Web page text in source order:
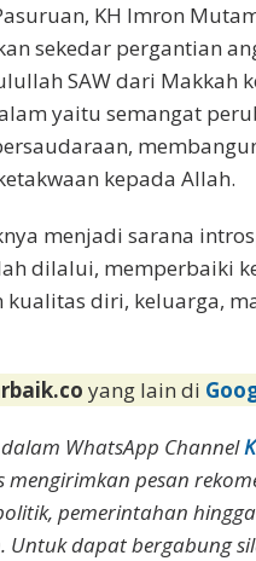
KH Imron
sekedar pergantian
SAW dari Makkah
yaitu semangat
kepada Allah.
menjadi sarana
dilalui, memperbaiki
diri, keluarga,
yang lain di
WhatsApp Channel
pesan
pemerintahan
dapat bergabung